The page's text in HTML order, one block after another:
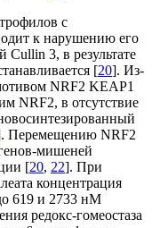
с
к нарушению его
Cullin 3, в результате
[20]. Из-
NRF2 KEAP1
NRF2, в отсутствие
Перемещению NRF2
мишеней
[20, 22]. При
концентрация
619 и 2733 нМ
редокс-гомеостаза